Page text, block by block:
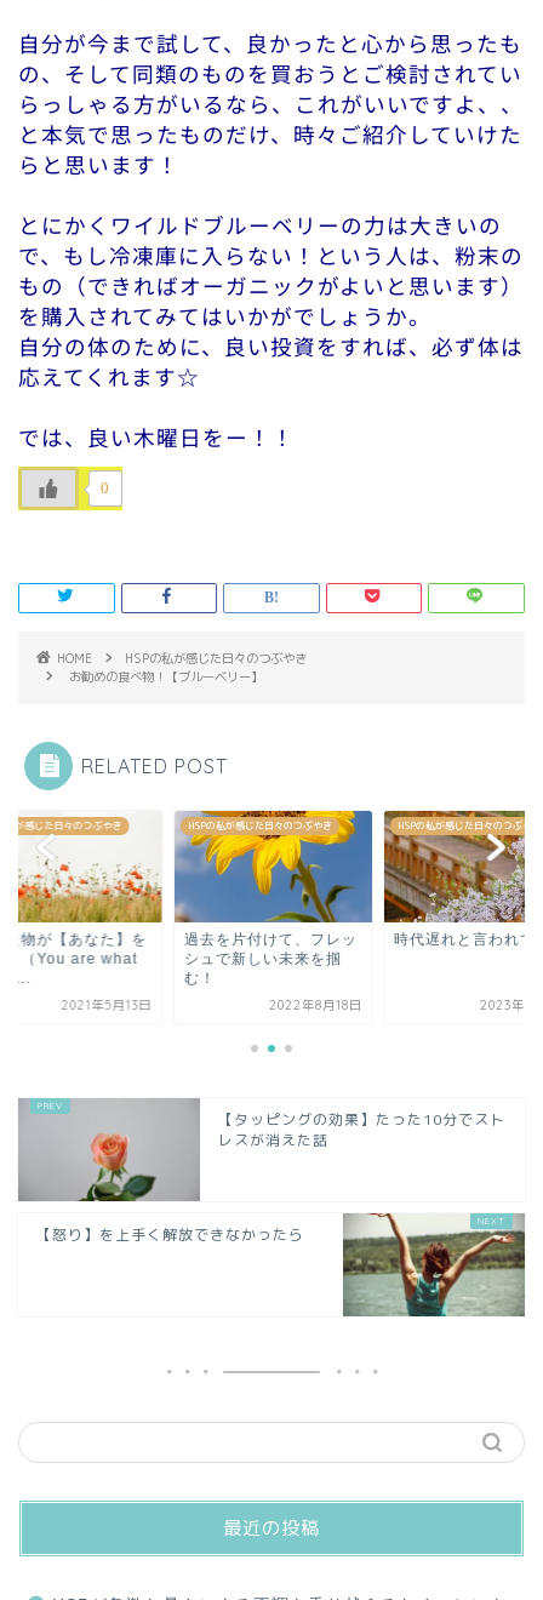
自分が今まで試して、良かったと心から思ったも
の、そして同類のものを買おうとご検討されてい
らっしゃる方がいるなら、これがいいですよ、、
と本気で思ったものだけ、時々ご紹介していけた
らと思います！
とにかくワイルドブルーベリーの力は大きいの
で、もし冷凍庫に入らない！という人は、粉末の
もの（できればオーガニックがよいと思います）
を購入されてみてはいかがでしょうか。
自分の体のために、良い投資をすれば、必ず体は
応えてくれます☆
では、良い木曜日をー！！
0
HOME
HSPの私が感じた日々のつぶやき
お勧めの食べ物！【ブルーベリー】
RELATED POST
私が感じた日々のつぶやき
を片付けて、フレッ
で新しい未来を掴
2022年8月18日
HSPの私が感じた日々のつぶやき
時代遅れと言われても
2023年3月18日
HSPの私が感じた日々のつぶやき
食べた物が【あなた
2021年5
【タッピングの効果】たった10分でスト
レスが消えた話
【怒り】を上手く解放できなかったら
最近の投稿